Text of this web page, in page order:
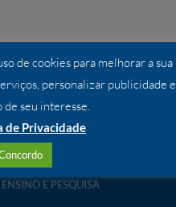
ENSINO E PESQUISA
de cookies para melhorar a sua
personalizar publicidade e
seu interesse.
de Privacidade